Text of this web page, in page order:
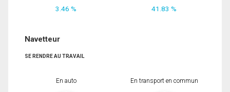
3.46 % 41.83 %
Navetteur
SE RENDRE AU TRAVAIL
En auto En transport en commun